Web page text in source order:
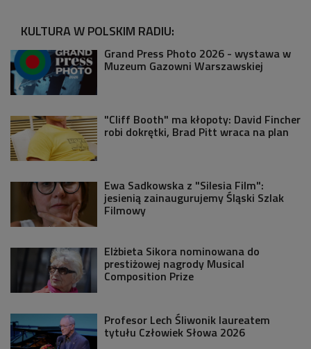
KULTURA W POLSKIM RADIU:
Grand Press Photo 2026 - wystawa w
Muzeum Gazowni Warszawskiej
"Cliff Booth" ma kłopoty: David Fincher
robi dokrętki, Brad Pitt wraca na plan
Ewa Sadkowska z "Silesia Film":
jesienią zainaugurujemy Śląski Szlak
Filmowy
Elżbieta Sikora nominowana do
prestiżowej nagrody Musical
Composition Prize
Profesor Lech Śliwonik laureatem
tytułu Człowiek Słowa 2026